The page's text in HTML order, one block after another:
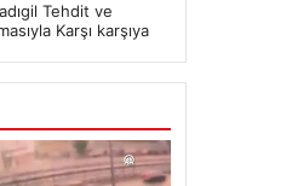
Tehdit ve
Karşı karşıya